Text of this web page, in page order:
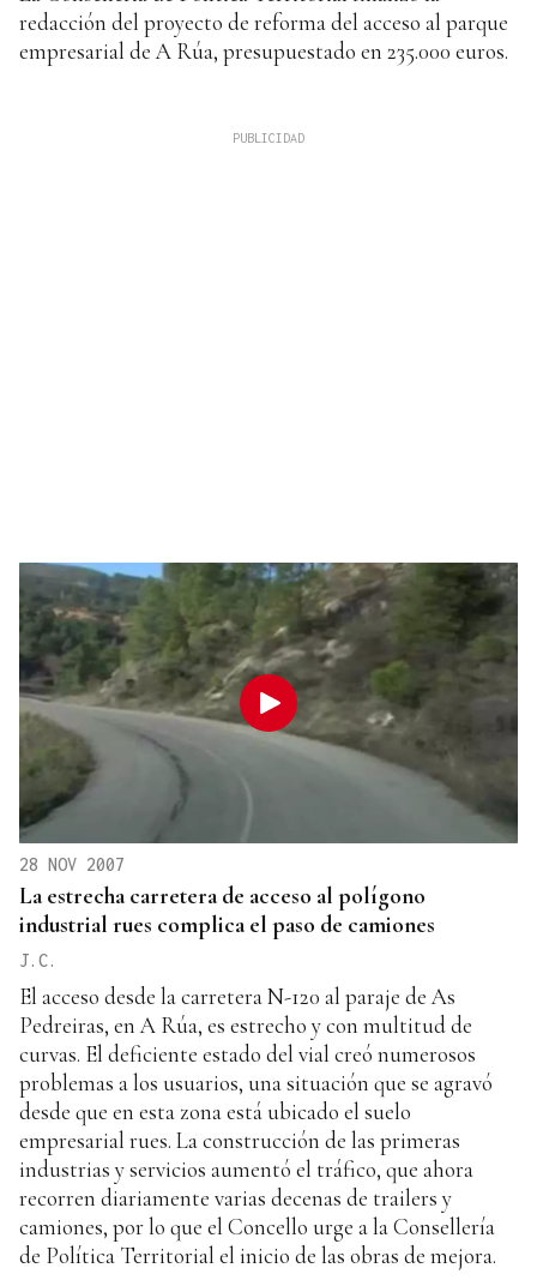
redacción del proyecto de reforma del acceso al parque
empresarial de A Rúa, presupuestado en 235.000 euros.
28 NOV 2007
La estrecha carretera de acceso al polígono
industrial rues complica el paso de camiones
J.C.
El acceso desde la carretera N-120 al paraje de As
Pedreiras, en A Rúa, es estrecho y con multitud de
curvas. El deficiente estado del vial creó numerosos
problemas a los usuarios, una situación que se agravó
desde que en esta zona está ubicado el suelo
empresarial rues. La construcción de las primeras
industrias y servicios aumentó el tráfico, que ahora
recorren diariamente varias decenas de trailers y
camiones, por lo que el Concello urge a la Consellería
de Política Territorial el inicio de las obras de mejora.